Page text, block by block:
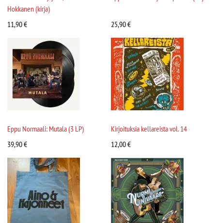
Hokkanen (kirja)
11,90€ 25,90€
Eppu Normaali: Mutala (3 LP)
39,90€
Kirjoituksia kellareista vol. 14
12,00€